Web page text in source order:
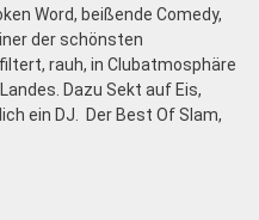
Word, beißende Comedy,
der schönsten
rauh, in Clubatmosphäre
Dazu Sekt auf Eis,
ein DJ. Der Best Of Slam,